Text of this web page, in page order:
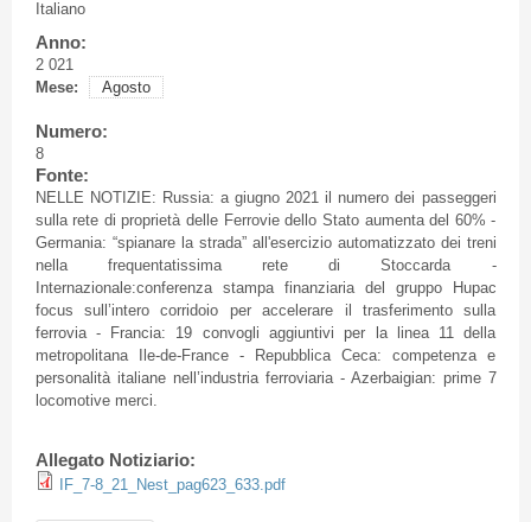
Italiano
Anno:
2 021
Mese:
Agosto
Numero:
8
Fonte:
NELLE NOTIZIE: Russia: a giugno 2021 il numero dei passeggeri
sulla rete di proprietà delle Ferrovie dello Stato aumenta del 60% -
Germania: “spianare la strada” all'esercizio automatizzato dei treni
nella frequentatissima rete di Stoccarda -
Internazionale:conferenza stampa finanziaria del gruppo Hupac
focus sull’intero corridoio per accelerare il trasferimento sulla
ferrovia - Francia: 19 convogli aggiuntivi per la linea 11 della
metropolitana Ile-de-France - Repubblica Ceca: competenza e
personalità italiane nell’industria ferroviaria - Azerbaigian: prime 7
locomotive merci.
Allegato Notiziario:
IF_7-8_21_Nest_pag623_633.pdf